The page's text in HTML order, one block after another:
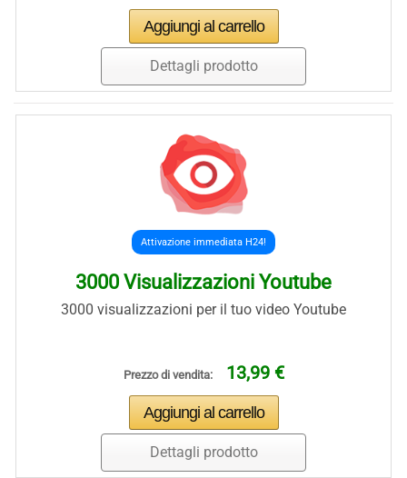
Dettagli prodotto
Attivazione immediata H24!
3000 Visualizzazioni Youtube
3000 visualizzazioni per il tuo video Youtube
Prezzo di vendita: 13,99 €
Dettagli prodotto